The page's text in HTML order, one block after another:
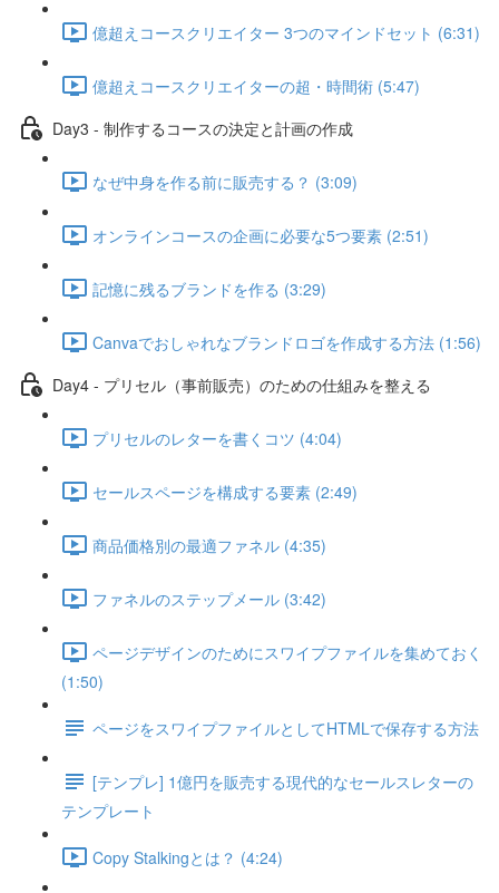
億超えコースクリエイター 3つのマインドセット (6:31)
億超えコースクリエイターの超・時間術 (5:47)
Day3 - 制作するコースの決定と計画の作成
なぜ中身を作る前に販売する？ (3:09)
オンラインコースの企画に必要な5つ要素 (2:51)
記憶に残るブランドを作る (3:29)
Canvaでおしゃれなブランドロゴを作成する方法 (1:56)
Day4 - プリセル（事前販売）のための仕組みを整える
プリセルのレターを書くコツ (4:04)
セールスページを構成する要素 (2:49)
商品価格別の最適ファネル (4:35)
ファネルのステップメール (3:42)
ページデザインのためにスワイプファイルを集めておく
(1:50)
ページをスワイプファイルとしてHTMLで保存する方法
[テンプレ] 1億円を販売する現代的なセールスレターの
テンプレート
Copy Stalkingとは？ (4:24)